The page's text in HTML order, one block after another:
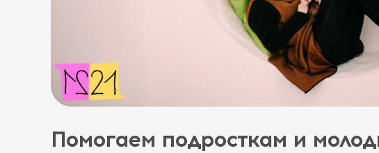
Помогаем подросткам и